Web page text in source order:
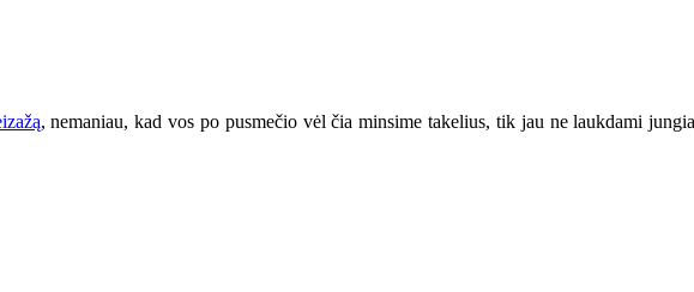
, nemaniau, kad vos po pusmečio vėl čia minsime takelius, tik jau ne laukdami